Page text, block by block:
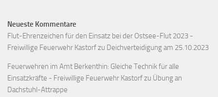
Neueste Kommentare
Flut-Ehrenzeichen für den Einsatz bei der Ostsee-Flut 2023 -
Freiwillige Feuerwehr Kastorfzu Deichverteidigung am 25.10.2023
Feuerwehren im Amt Berkenthin: Gleiche Technik für alle
Einsatzkräfte - Freiwillige Feuerwehr Kastorfzu Übung an
Dachstuhl-Attrappe